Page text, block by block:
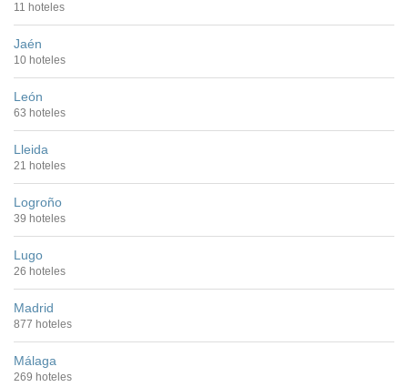
11 hoteles
Jaén
10 hoteles
León
63 hoteles
Lleida
21 hoteles
Logroño
39 hoteles
Lugo
26 hoteles
Madrid
877 hoteles
Málaga
269 hoteles